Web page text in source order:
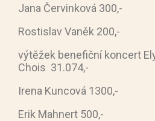
Jana Červinková 300,-
Rostislav Vaněk 200,-
výtěžek benefiční koncert
Chois 31.074,-
Irena Kuncová 1300,-
Erik Mahnert 500,-